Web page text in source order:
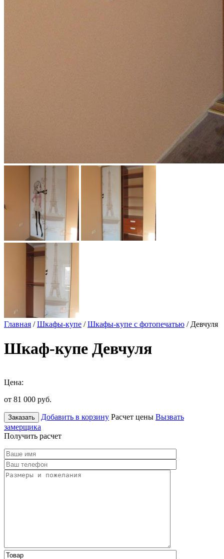
Главная /Шкафы-купе /Шкафы-купе с фотопечатью / Девчуля
Шкаф-купе Девчуля
Цена:
от 81 000 руб.
Заказать Добавить в корзину Расчет цены Вызвать
замерщика
Получить расчет